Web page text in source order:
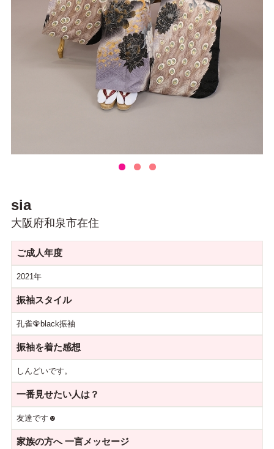
sia
大阪府和泉市在住
ご成人年度
2021年
振袖スタイル
孔雀🦚black振袖
振袖を着た感想
しんどいです。
一番見せたい人は？
友達です☻
家族の方へ一言メッセージ